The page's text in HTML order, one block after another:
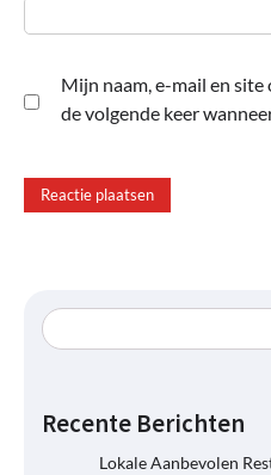
Mijn naam, e-mail en
de volgende keer
Recente Berichten
Lokale Aanbevolen